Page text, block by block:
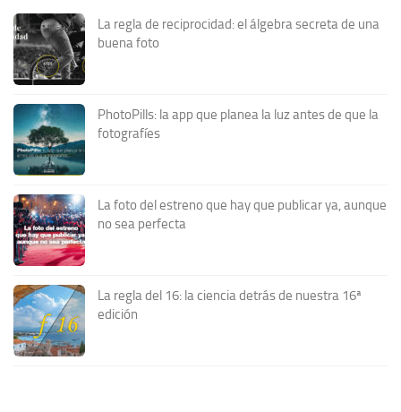
La regla de reciprocidad: el álgebra secreta de una
buena foto
PhotoPills: la app que planea la luz antes de que la
fotografíes
La foto del estreno que hay que publicar ya, aunque
no sea perfecta
La regla del 16: la ciencia detrás de nuestra 16ª
edición